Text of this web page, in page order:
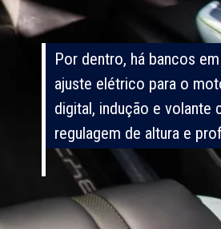
Por dentro, há bancos
ajuste elétrico para o
digital, indução e volante
regulagem de altura e
Por dentro, há bancos
ajuste elétrico para o
digital, indução e volante
regulagem de altura e